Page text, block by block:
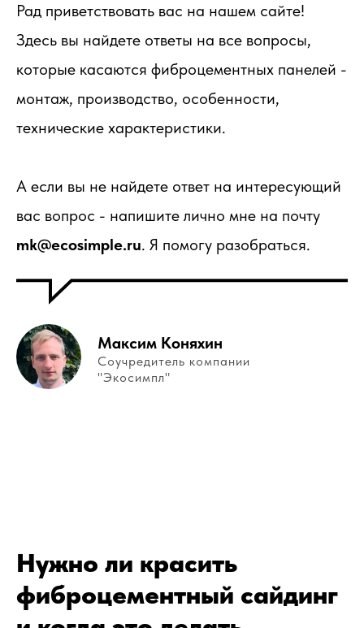
Рад приветствовать вас на нашем сайте!
Здесь вы найдете ответы на все вопросы,
которые касаются фиброцементных панелей -
монтаж, производство, особенности,
технические характеристики.
А если вы не найдете ответ на интересующий
вас вопрос - напишите лично мне на почту
mk@ecosimple.ru. Я помогу разобраться.
Максим Коняхин
Соучредитель компании
"Экосимпл"
Нужно ли красить
фиброцементный сайдинг